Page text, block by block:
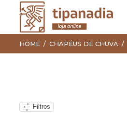
HOME CHAPÉUS DE CHUVA
Filtros